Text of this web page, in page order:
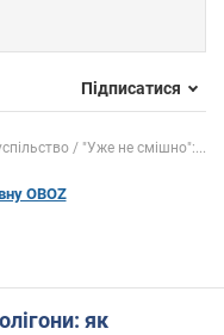
Підписатися
"Уже не смішно":...
OBOZ
як